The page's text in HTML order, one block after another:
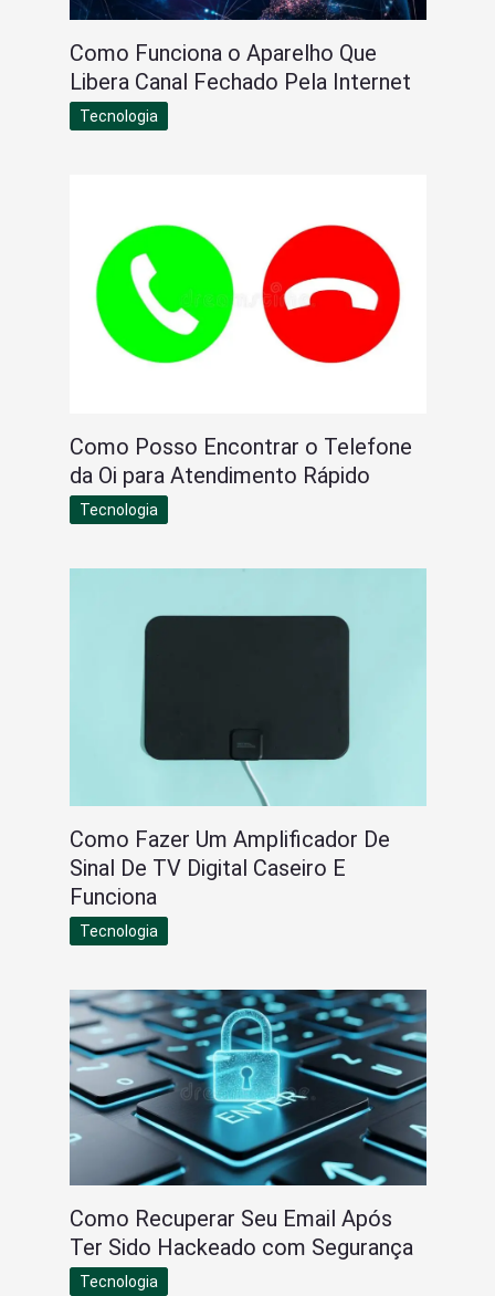
Como Funciona o Aparelho Que
Libera Canal Fechado Pela Internet
Tecnologia
Como Posso Encontrar o Telefone
da Oi para Atendimento Rápido
Tecnologia
Como Fazer Um Amplificador De
Sinal De TV Digital Caseiro E
Funciona
Tecnologia
Como Recuperar Seu Email Após
Ter Sido Hackeado com Segurança
Tecnologia